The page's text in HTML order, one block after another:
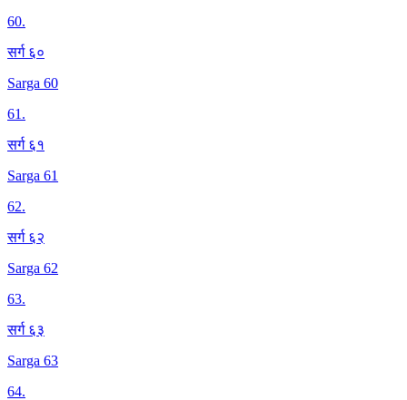
60.
सर्ग ६०
Sarga 60
61.
सर्ग ६१
Sarga 61
62.
सर्ग ६२
Sarga 62
63.
सर्ग ६३
Sarga 63
64.